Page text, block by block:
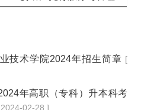
婴幼儿托育服务与管理21.4班
婴幼儿托育服务与管理21.4班
技术学院2024年招生简章 [
年高职（专科）升本科考
02-28 ]